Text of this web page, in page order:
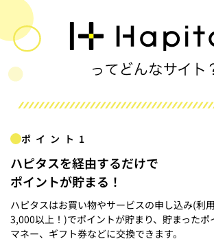
ポイント1
ハピタスを経由するだけで
ポイントが貯まる！
ハピタスはお買い物やサービスの申し込み(利
3,000以上！)でポイントが貯まり、貯まった
マネー、ギフト券などに交換できます。